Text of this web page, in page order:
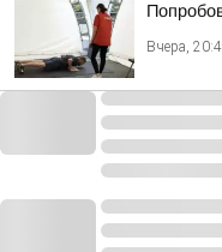
Вчера,